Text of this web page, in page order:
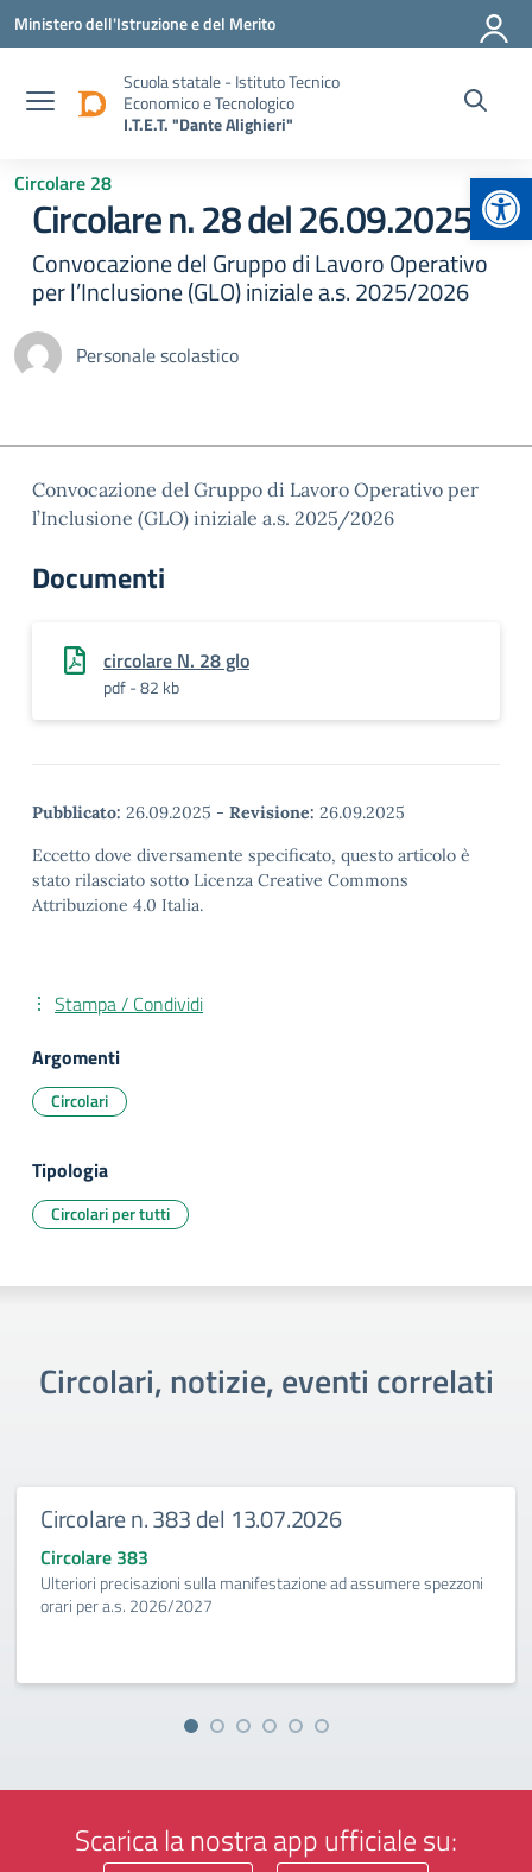
Vai ai contenuti
Vai al menu di navigazione
Vai al footer
Ministero dell'Istruzione e del Merito
Scuola statale - Istituto Tecnico
Economico e Tecnologico
I.T.E.T. "Dante Alighieri"
Circolare 28
Circolare n. 28 del 26.09.2025
Convocazione del Gruppo di Lavoro Operativo
per l’Inclusione (GLO) iniziale a.s. 2025/2026
Personale scolastico
Convocazione del Gruppo di Lavoro Operativo per
l’Inclusione (GLO) iniziale a.s. 2025/2026
Documenti
circolare N. 28 glo
pdf - 82 kb
Pubblicato: 26.09.2025 - Revisione: 26.09.2025
Eccetto dove diversamente specificato, questo articolo è
stato rilasciato sotto Licenza Creative Commons
Attribuzione 4.0 Italia.
Stampa / Condividi
Argomenti
Circolari
Tipologia
Circolari per tutti
Circolari, notizie, eventi correlati
Circolare n. 383 del 13.07.2026
Circolare 383
Ulteriori precisazioni sulla manifestazione ad assumere spezzoni
orari per a.s. 2026/2027
Scarica la nostra app ufficiale su: